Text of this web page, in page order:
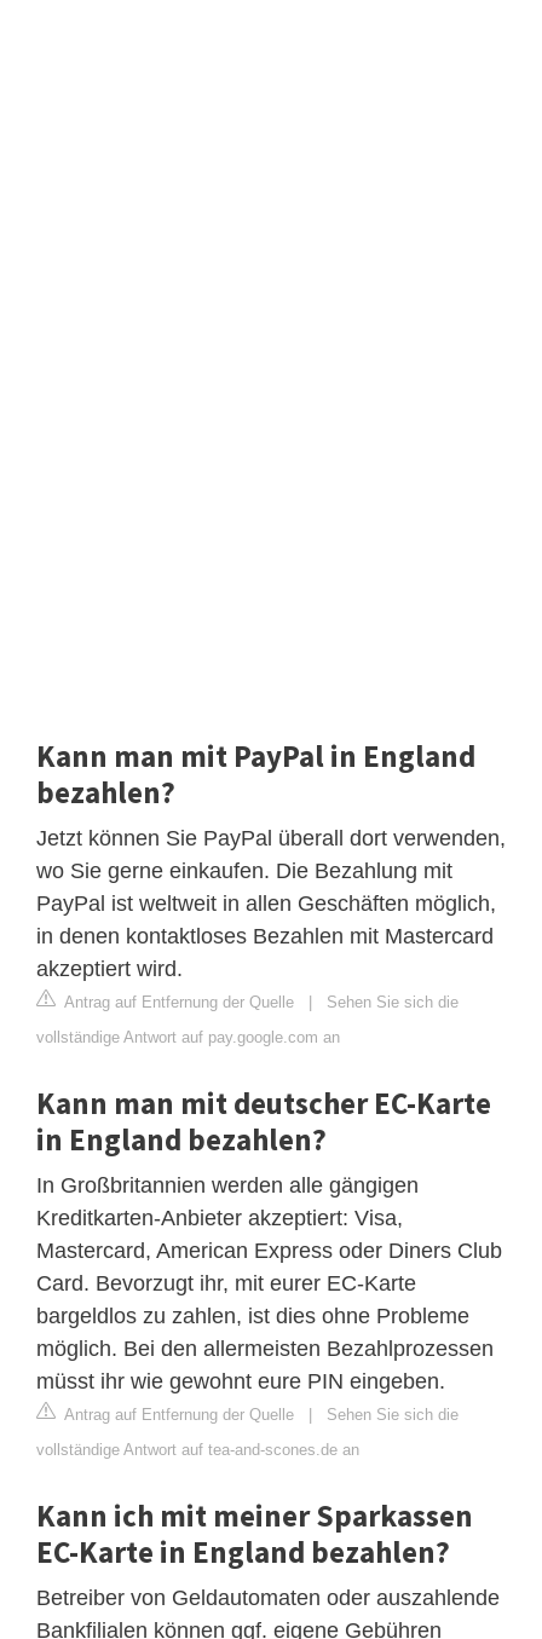
Kann man mit PayPal in England
bezahlen?
Jetzt können Sie PayPal überall dort verwenden,
wo Sie gerne einkaufen. Die Bezahlung mit
PayPal ist weltweit in allen Geschäften möglich,
in denen kontaktloses Bezahlen mit Mastercard
akzeptiert wird.
Antrag auf Entfernung der Quelle | Sehen Sie sich die
vollständige Antwort auf pay.google.com an
Kann man mit deutscher EC-Karte
in England bezahlen?
In Großbritannien werden alle gängigen
Kreditkarten-Anbieter akzeptiert: Visa,
Mastercard, American Express oder Diners Club
Card. Bevorzugt ihr, mit eurer EC-Karte
bargeldlos zu zahlen, ist dies ohne Probleme
möglich. Bei den allermeisten Bezahlprozessen
müsst ihr wie gewohnt eure PIN eingeben.
Antrag auf Entfernung der Quelle | Sehen Sie sich die
vollständige Antwort auf tea-and-scones.de an
Kann ich mit meiner Sparkassen
EC-Karte in England bezahlen?
Betreiber von Geldautomaten oder auszahlende
Bankfilialen können ggf. eigene Gebühren